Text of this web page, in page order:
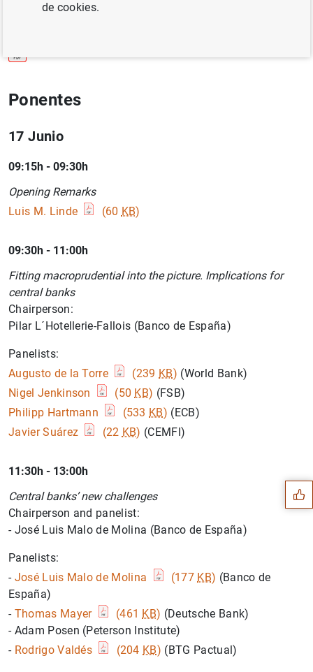
Ponentes
17 Junio
09:15h - 09:30h
Opening Remarks
Luis M. Linde
(60 KB)
09:30h - 11:00h
Fitting macroprudential into the picture. Implications for
central banks
Chairperson:
Pilar L´Hotellerie-Fallois (Banco de España)
Panelists:
Augusto de la Torre
(239 KB) (World Bank)
Nigel Jenkinson
(50 KB) (FSB)
Philipp Hartmann
(533 KB) (ECB)
Javier Suárez
(22 KB) (CEMFI)
11:30h - 13:00h
Central banks’ new challenges
Chairperson and panelist:
- José Luis Malo de Molina (Banco de España)
Panelists:
- José Luis Malo de Molina (177 KB) (Banco de
España)
- Thomas Mayer (461 KB) (Deutsche Bank)
- Adam Posen (Peterson Institute)
- Rodrigo Valdés (204 KB) (BTG Pactual)
Sugerencias
de cookies.